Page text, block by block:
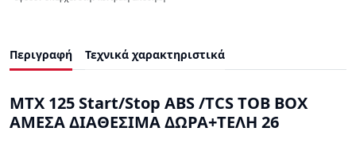
Περιγραφή Τεχνικά χαρακτηριστικά
MTX 125 Start/Stop ABS /TCS TOB BOX
ΑΜΕΣΑ ΔΙΑΘΕΣΙΜΑ ΔΩΡΑ+ΤΕΛΗ 26